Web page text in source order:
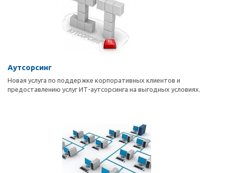
Аутсорсинг
Новая услуга по поддержке корпоративных клиентов и
предоставлению услуг ИТ-аутсорсинга на выгодных условиях.